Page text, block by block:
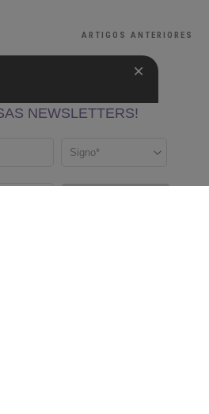
ARTIGOS ANTERIORES